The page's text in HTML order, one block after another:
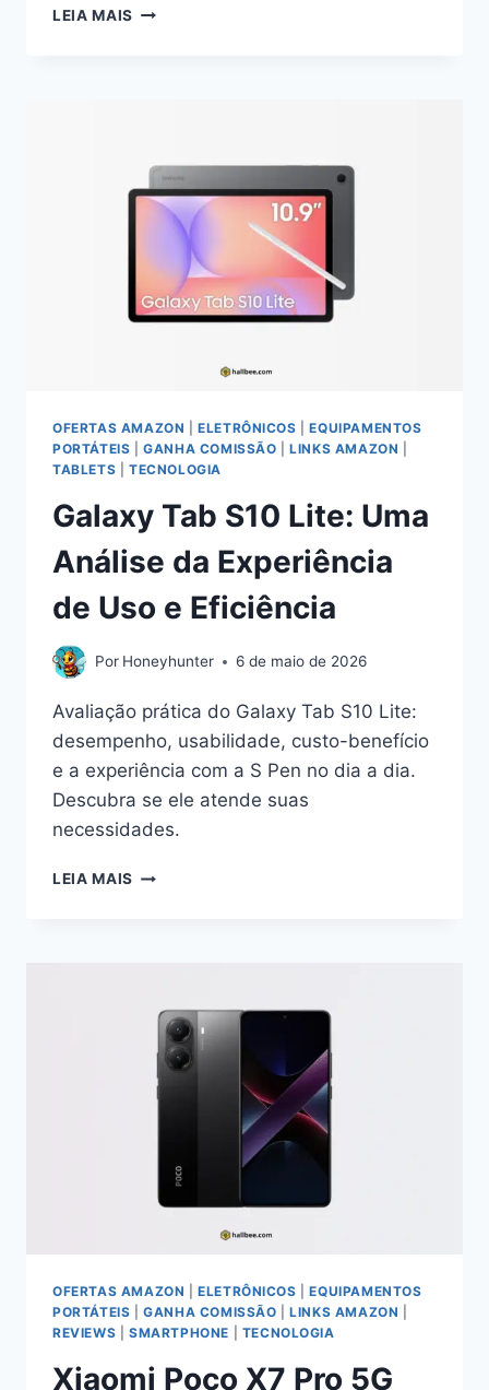
LEIA MAIS SAMSUNG
USO
REAL
DIA
DIA
OFERTAS AMAZON |ELETRÔNICOS |EQUIPAMENTOS
PORTÁTEIS |GANHA COMISSÃO |LINKS AMAZON
TABLETS
TECNOLOGIA
Galaxy Tab S10 Lite: Uma
Análise da Experiência
de Uso e Eficiência
Por Honeyhunter 6 de maio de 2026
Avaliação prática do Galaxy Tab S10 Lite:
desempenho, usabilidade, custo-benefício
e a experiência com a S Pen no dia a dia.
Descubra se ele atende suas
necessidades.
LEIA MAIS GALAXY
EXPERIÊNCIA
USO
OFERTAS AMAZON |ELETRÔNICOS |EQUIPAMENTOS
PORTÁTEIS |GANHA COMISSÃO |LINKS AMAZON
REVIEWS
SMARTPHONE TECNOLOGIA
Xiaomi Poco X7 Pro 5G